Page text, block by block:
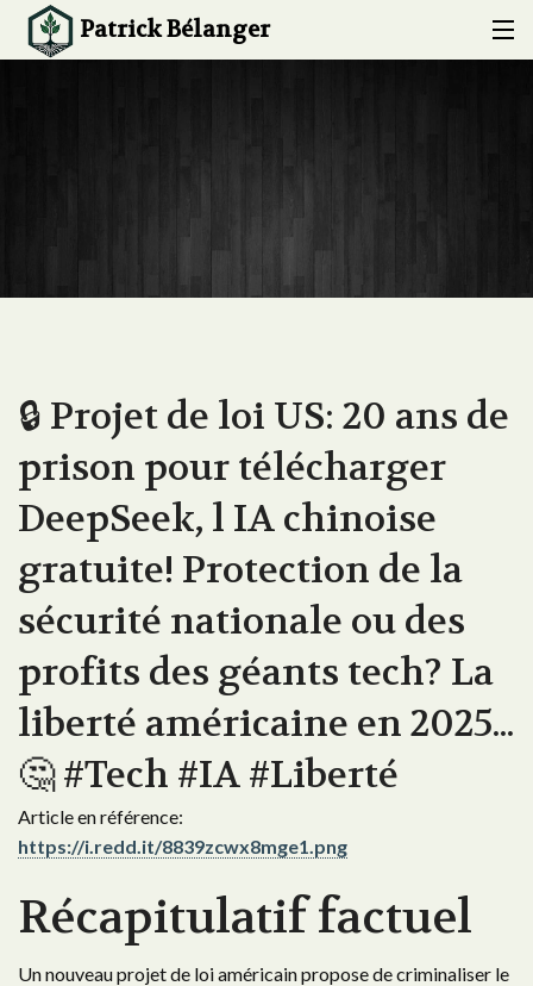
Patrick Bélanger
🔒 Projet de loi US: 20 ans de
prison pour télécharger
DeepSeek, l IA chinoise
gratuite! Protection de la
sécurité nationale ou des
profits des géants tech? La
liberté américaine en 2025...
🤔 #Tech #IA #Liberté
Article en référence:
https://i.redd.it/8839zcwx8mge1.png
Récapitulatif factuel
Un nouveau projet de loi américain propose de criminaliser le